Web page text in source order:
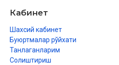
Кабинет
Шахсий кабинет
Буюртмалар рўйхати
Танлаганларим
Солиштириш